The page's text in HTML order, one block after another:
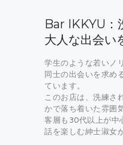
Bar IKKYU：
大人な出会い
学生のような若いノ
同士の出会いを求め
ています。
このお店は、洗練さ
かで落ち着いた雰囲
客層も30代以上が中
話を楽しむ紳士淑女